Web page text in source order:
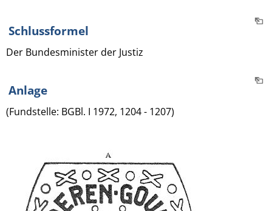
Schlussformel
Der Bundesminister der Justiz
Anlage
(Fundstelle: BGBl. I 1972, 1204 - 1207)